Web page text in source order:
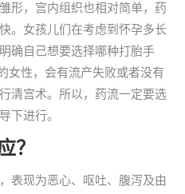
形，宫内组织也相对简单，药
。女孩儿们在考虑到怀孕多长
确自己想要选择哪种打胎手
女性，会有流产失败或者没有
清宫术。所以，药流一定要选
下进行。
？
表现为恶心、呕吐、腹泻及由